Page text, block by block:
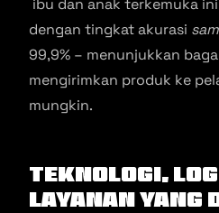
ibu dan anak terkemuka
dengan tingkat akurasi
99,9% – menunjukkan
mengirimkan produk ke
mungkin.
Teknologi,
Layanan yang